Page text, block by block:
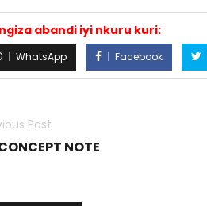
abandi iyi nkuru kuri:
WhatsApp Facebook
Post
NOTE